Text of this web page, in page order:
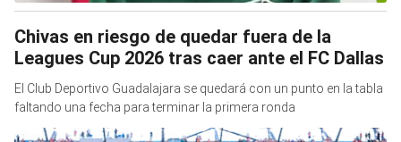
Chivas en riesgo de quedar fuera de la
Leagues Cup 2026 tras caer ante el FC Dallas
El Club Deportivo Guadalajara se quedará con un punto en la tabla
faltando una fecha para terminar la primera ronda